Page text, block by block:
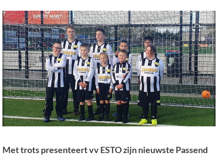
Met trots presenteert vv ESTO zijn nieuwste Passend